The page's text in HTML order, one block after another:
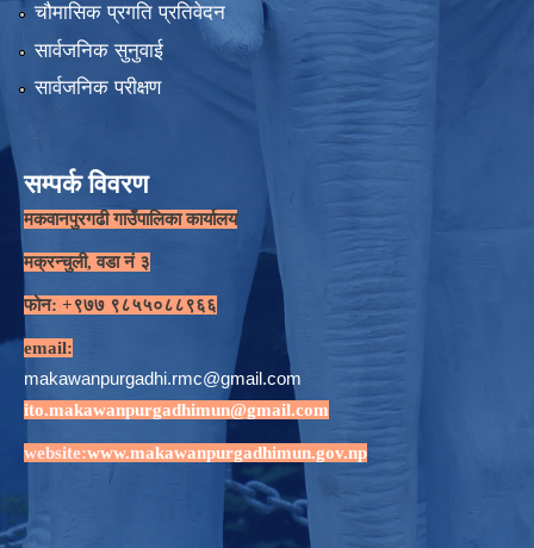
चौमासिक प्रगति प्रतिवेदन
सार्वजनिक सुनुवाई
सार्वजनिक परीक्षण
सम्पर्क विवरण
मकवानपुरगढी गाउँपालिका कार्यालय
मक्रन्चुली, वडा नं ३
फोन: +९७७ ९८५५०८८९६६
email:
makawanpurgadhi.rmc@gmail.com
ito.makawanpurgadhimun@gmail.com
website:www.makawanpurgadhimun.gov.np